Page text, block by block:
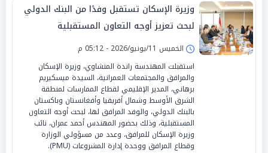
وزيرة الإسكان تستقبل وفدًا من البنك الدولي
لبحث تعزيز أوجه التعاون المستقبلية
الخميس 11/يونيو/2026 - 05:12 م
استقبلت المهندسة راندة المنشاوي، وزيرة الإسكان
والمرافق والمجتمعات العمرانية، السيدة ميسكيريم
برهاني، المدير الإقليمي لقطاع الممارسات لمنطقة
الشرق الأوسط وشمال أفريقيا وأفغانستان وباكستان
بالبنك الدولي، والوفد المرافق لها، لبحث أوجه التعاون
المستقبلية، وذلك بحضور المهندس أحمد عمران، نائب
وزيرة الإسكان للمرافق، وعدد من مسؤولي الوزارة
وقطاع المرافق ووحدة إدارة المشروعات (PMU).